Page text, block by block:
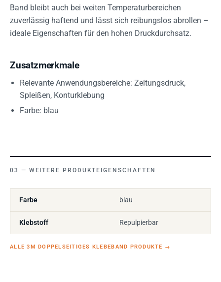
Band bleibt auch bei weiten Temperaturbereichen
zuverlässig haftend und lässt sich reibungslos abrollen –
ideale Eigenschaften für den hohen Druckdurchsatz.
Zusatzmerkmale
Relevante Anwendungsbereiche: Zeitungsdruck,
Spleißen, Konturklebung
Farbe: blau
WEITERE PRODUKTEIGENSCHAFTEN
Farbe blau
Klebstoff Repulpierbar
ALLE 3M DOPPELSEITIGES KLEBEBAND PRODUKTE →